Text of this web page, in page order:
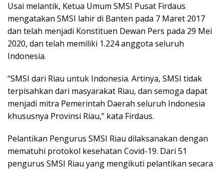
Usai melantik, Ketua Umum SMSI Pusat Firdaus
mengatakan SMSI lahir di Banten pada 7 Maret 2017
dan telah menjadi Konstituen Dewan Pers pada 29 Mei
2020, dan telah memiliki 1.224 anggota seluruh
Indonesia.
“SMSI dari Riau untuk Indonesia. Artinya, SMSI tidak
terpisahkan dari masyarakat Riau, dan semoga dapat
menjadi mitra Pemerintah Daerah seluruh Indonesia
khususnya Provinsi Riau,” kata Firdaus.
Pelantikan Pengurus SMSI Riau dilaksanakan dengan
mematuhi protokol kesehatan Covid-19. Dari 51
pengurus SMSI Riau yang mengikuti pelantikan secara